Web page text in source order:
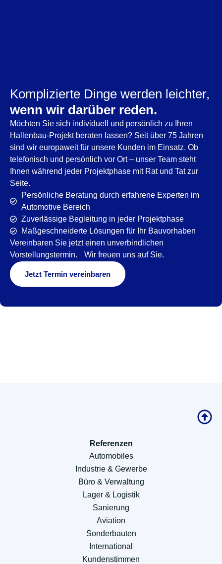
Komplizierte Dinge werden leichter,
wenn wir darüber reden.
Möchten Sie sich individuell und persönlich zu Ihren
Hallenbau-Projekt beraten lassen? Seit über 75 Jahren
sind wir europaweit für unsere Kunden im Einsatz. Ob
telefonisch und persönlich vor Ort – unser Team steht
Ihnen während jeder Projektphase mit Rat und Tat zur
Seite.
Persönliche Beratung durch erfahrene Experten im
Automotive Bereich
Zuverlässige Begleitung in jeder Projektphase
Maßgeschneiderte Lösungen für Ihr Bauvorhaben
Vereinbaren Sie jetzt einen unverbindlichen
Vorstellungstermin. Wir freuen uns auf Sie.
Jetzt Termin vereinbaren
Referenzen
Automobiles
Industrie & Gewerbe
Büro & Verwaltung
Lager & Logistik
Sanierung
Aviation
Sonderbauten
International
Kundenstimmen